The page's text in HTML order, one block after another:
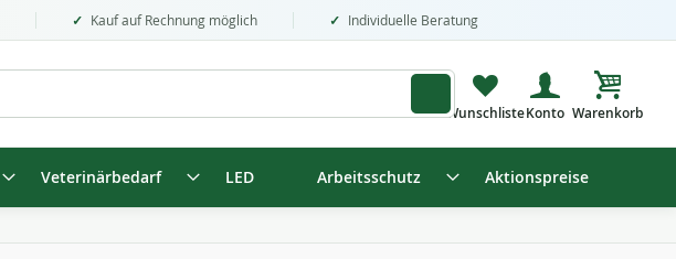
Kauf auf Rechnung möglich Individuelle Beratung
Mein
Veterinärbedarf LED Arbeitsschutz Aktionspreise